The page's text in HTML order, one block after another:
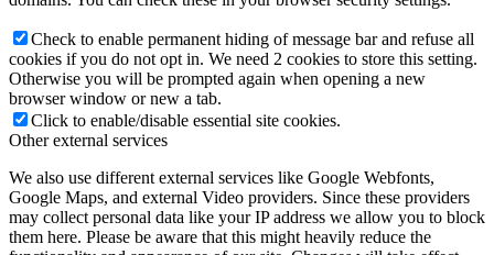
Check to enable permanent hiding of message bar and refuse all
cookies if you do not opt in. We need 2 cookies to store this setting.
Otherwise you will be prompted again when opening a new
browser window or new a tab.
Click to enable/disable essential site cookies.
Other external services
We also use different external services like Google Webfonts,
Google Maps, and external Video providers. Since these providers
may collect personal data like your IP address we allow you to block
them here. Please be aware that this might heavily reduce the